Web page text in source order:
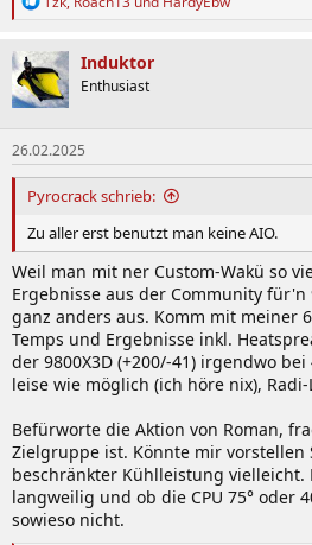
k
t
i
o
n
e
n
:
Induktor
Enthusiast
26.02.2025
Pyrocrack schrieb:
Zu aller erst benutzt man keine AIO.
Weil man mit ner Custom-Wakü so
Ergebnisse aus der Community für'n
ganz anders aus. Komm mit meiner
Temps und Ergebnisse inkl.
der 9800X3D (+200/-41) irgendwo bei
leise wie möglich (ich höre nix),
Befürworte die Aktion von Roman,
Zielgruppe ist. Könnte mir vorstellen
beschränkter Kühlleistung vielleicht.
langweilig und ob die CPU 75° oder
sowieso nicht.